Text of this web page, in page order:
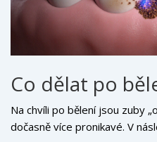
Co dělat po
Na chvíli po bělení jsou zuby
dočasně více pronikavé. V